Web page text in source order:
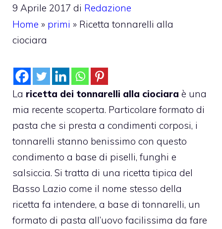
9 Aprile 2017 di Redazione
Home » primi » Ricetta tonnarelli alla
ciociara
La ricetta dei tonnarelli alla ciociara è una
mia recente scoperta. Particolare formato di
pasta che si presta a condimenti corposi, i
tonnarelli stanno benissimo con questo
condimento a base di piselli, funghi e
salsiccia. Si tratta di una ricetta tipica del
Basso Lazio come il nome stesso della
ricetta fa intendere, a base di tonnarelli, un
formato di pasta all’uovo facilissima da fare